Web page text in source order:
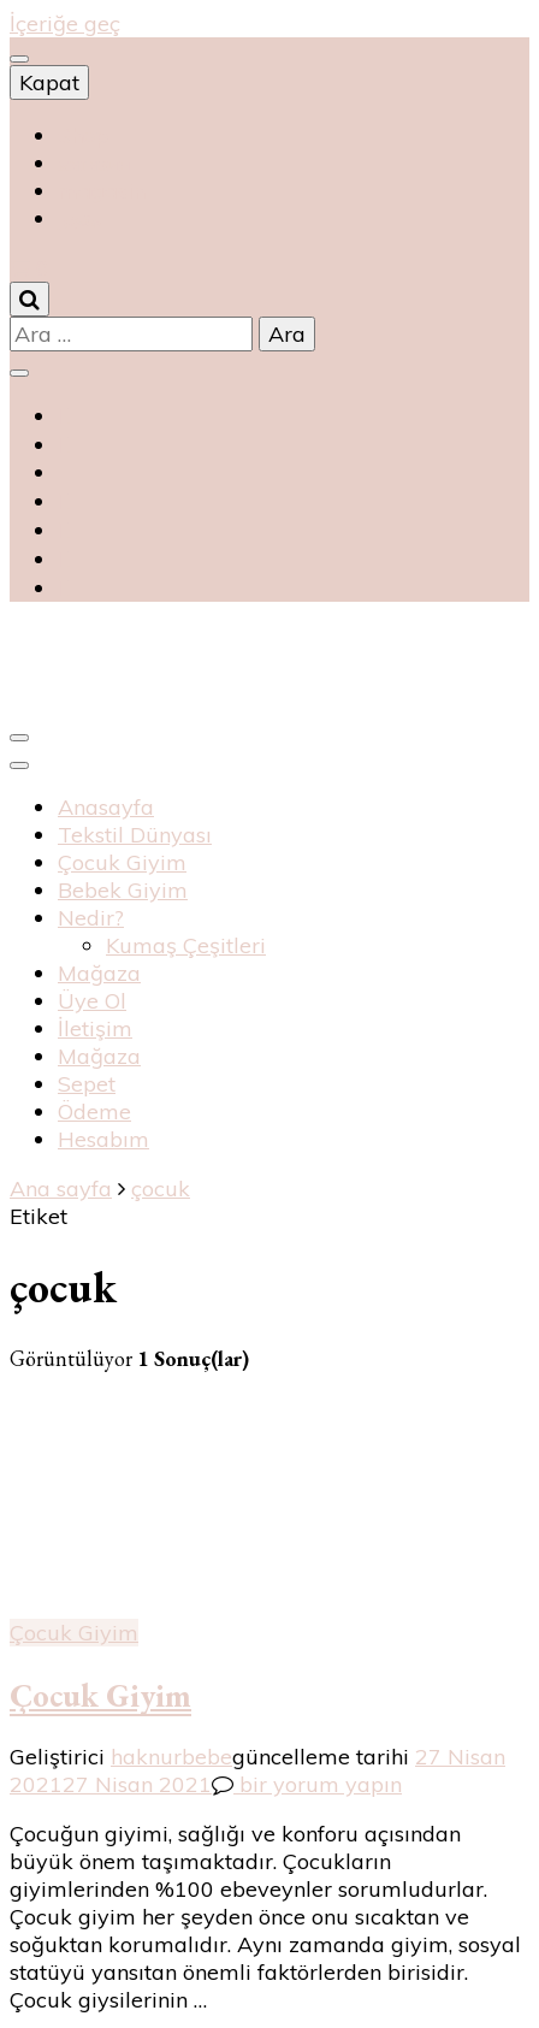
İçeriğe geç
Kapat
Arama:
Haknur Bebe
Anasayfa
Tekstil Dünyası
Çocuk Giyim
Bebek Giyim
Nedir?
Kumaş Çeşitleri
Mağaza
Üye Ol
İletişim
Mağaza
Sepet
Ödeme
Hesabım
Ana sayfa
çocuk
Etiket
çocuk
Görüntülüyor 1 Sonuç(lar)
Çocuk Giyim
Çocuk Giyim
Geliştirici haknurbebegüncelleme tarihi 27 Nisan
202127 Nisan 2021
Çocuk
için
bir yorum yapın
Çocuğun giyimi, sağlığı ve konforu açısından
büyük önem taşımaktadır. Çocukların
giyimlerinden %100 ebeveynler sorumludurlar.
Çocuk giyim her şeyden önce onu sıcaktan ve
soğuktan korumalıdır. Aynı zamanda giyim, sosyal
statüyü yansıtan önemli faktörlerden birisidir.
Çocuk giysilerinin …